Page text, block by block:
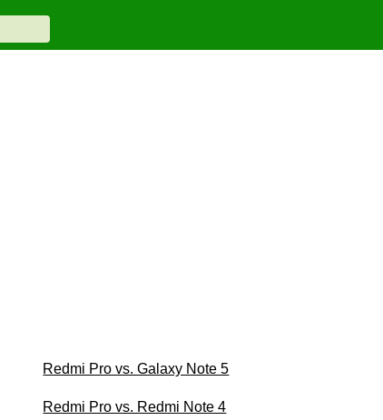
Redmi Pro vs. Galaxy Note 5
Redmi Pro vs. Redmi Note 4